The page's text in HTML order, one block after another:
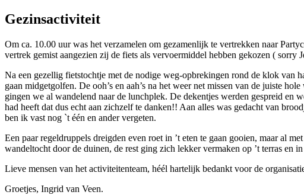
Gezinsactiviteit
Om ca. 10.00 uur was het verzamelen om gezamenlijk te vertrekken naar
vertrek gemist aangezien zij de fiets als vervoermiddel hebben gekozen ( sorry
Na een gezellig fietstochtje met de nodige weg-opbrekingen rond de klok van
gaan midgetgolfen. De ooh’s en aah’s na het weer net missen van de juiste
gingen we al wandelend naar de lunchplek. De dekentjes werden gespreid
had heeft dat dus echt aan zichzelf te danken!! Aan alles was gedacht van
ben ik vast nog `t één en ander vergeten.
Een paar regeldruppels dreigden even roet in ’t eten te gaan gooien, maar al
wandeltocht door de duinen, de rest ging zich lekker vermaken op ’t terras en
Lieve mensen van het activiteitenteam, héél hartelijk bedankt voor de
Groetjes, Ingrid van Veen.